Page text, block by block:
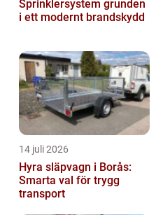
Sprinklersystem grunden
i ett modernt brandskydd
14 juli 2026
Hyra släpvagn i Borås:
Smarta val för trygg
transport